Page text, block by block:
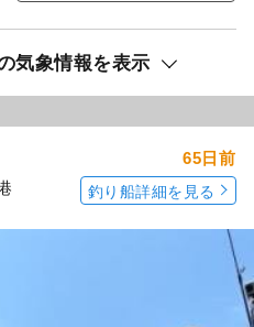
気象情報を表示
65日前
釣り船詳細を見る